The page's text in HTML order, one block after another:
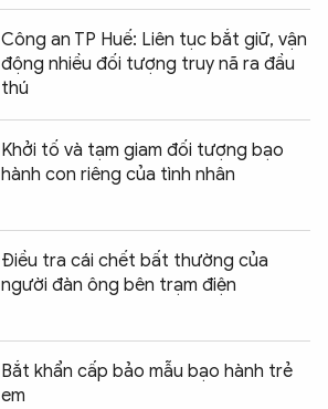
Công an TP Huế: Liên tục bắt giữ, vận
động nhiều đối tượng truy nã ra đầu
thú
Khởi tố và tạm giam đối tượng bạo
hành con riêng của tình nhân
Điều tra cái chết bất thường của
người đàn ông bên trạm điện
Bắt khẩn cấp bảo mẫu bạo hành trẻ
em